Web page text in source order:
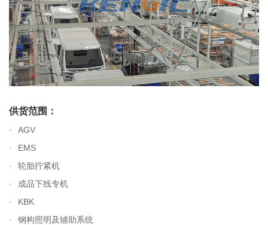
供货范围：
AGV
EMS
轮胎拧紧机
成品下线专机
KBK
钢构照明及辅助系统